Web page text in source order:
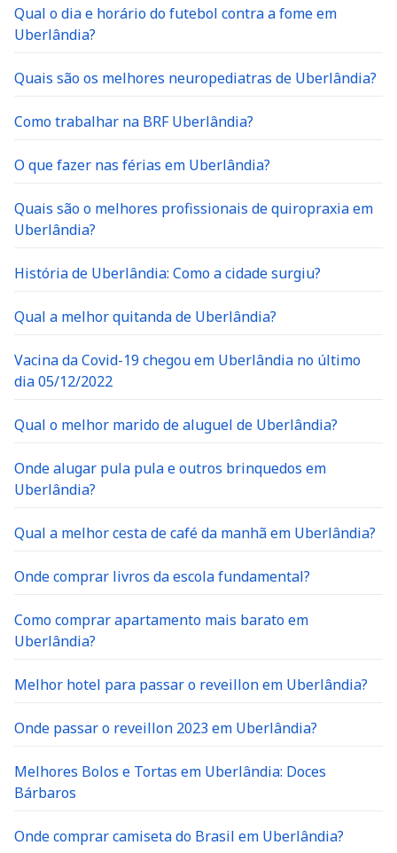
Qual o dia e horário do futebol contra a fome em
Uberlândia?
Quais são os melhores neuropediatras de Uberlândia?
Como trabalhar na BRF Uberlândia?
O que fazer nas férias em Uberlândia?
Quais são o melhores profissionais de quiropraxia em
Uberlândia?
História de Uberlândia: Como a cidade surgiu?
Qual a melhor quitanda de Uberlândia?
Vacina da Covid-19 chegou em Uberlândia no último
dia 05/12/2022
Qual o melhor marido de aluguel de Uberlândia?
Onde alugar pula pula e outros brinquedos em
Uberlândia?
Qual a melhor cesta de café da manhã em Uberlândia?
Onde comprar livros da escola fundamental?
Como comprar apartamento mais barato em
Uberlândia?
Melhor hotel para passar o reveillon em Uberlândia?
Onde passar o reveillon 2023 em Uberlândia?
Melhores Bolos e Tortas em Uberlândia: Doces
Bárbaros
Onde comprar camiseta do Brasil em Uberlândia?